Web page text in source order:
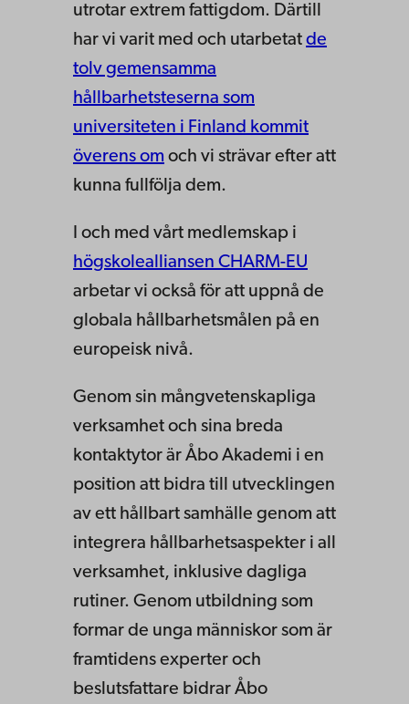
utrotar extrem fattigdom. Därtill
har vi varit med och utarbetat de
tolv gemensamma
hållbarhetsteserna som
universiteten i Finland kommit
överens om och vi strävar efter att
kunna fullfölja dem.
I och med vårt medlemskap i
högskolealliansen CHARM-EU
arbetar vi också för att uppnå de
globala hållbarhetsmålen på en
europeisk nivå.
Genom sin mångvetenskapliga
verksamhet och sina breda
kontaktytor är Åbo Akademi i en
position att bidra till utvecklingen
av ett hållbart samhälle genom att
integrera hållbarhetsaspekter i all
verksamhet, inklusive dagliga
rutiner. Genom utbildning som
formar de unga människor som är
framtidens experter och
beslutsfattare bidrar Åbo